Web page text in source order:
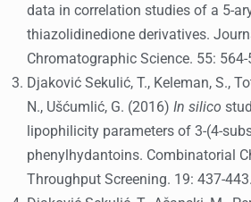
data in correlation studies of a 5-
thiazolidinedione derivatives.
Chromatographic Science. 55: 564-
Djaković Sekulić, T., Keleman, S.,
N., Ušćumlić, G. (2016) In silico
lipophilicity parameters of 3-(4-
phenylhydantoins. Combinatorial
Throughput Screening. 19: 437-443.